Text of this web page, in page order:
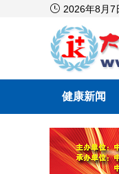
 2026年8月7
健康新闻